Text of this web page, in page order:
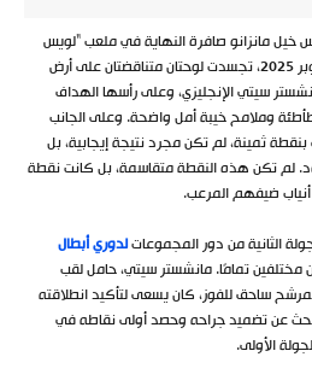
مانزانو صافرة النهاية في ملعب “لويس
الثاني” مساء الأربعاء، الأول من أكتوبر 2025، تجسدت لوحتان متناقضتان على أرض
سيتي الإنجليزي، وعلى رأسها الهداف
وملامح خيبة أمل واضحة. وعلى الجانب
ثمينة، لم تكن مجرد نتيجة إيجابية، بل
لم تكن هذه النقطة متقاسمة، بل كانت نقطة
أنياب ضيفهم المرعب.
الثانية من دور المجموعاتلدوري أبطال
2026 بسياقين مختلفين تمامًا. مانشستر سيتي، حامل لقب
كمرشح ساحق للفوز، كان يسعى لتأكيد انطلاقته
عن تضميد جراحه وحصد أولى نقاطه في
الأولى.